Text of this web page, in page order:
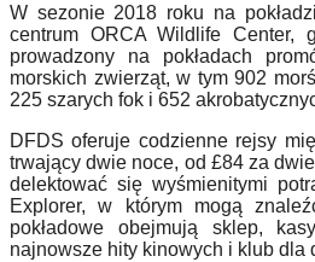
W sezonie 2018 roku na
centrum ORCA Wildlife Center,
prowadzony na pokładach prom
morskich zwierząt, w tym 902
225 szarych fok i 652
DFDS oferuje codzienne rejsy
trwający dwie noce, od £84 za
delektować się wyśmienitymi
Explorer, w którym mogą
pokładowe obejmują sklep,
najnowsze hity kinowych i klub dla